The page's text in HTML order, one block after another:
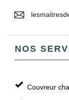
NOS
Couvreur